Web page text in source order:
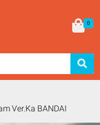
0
Ver.Ka BANDAI